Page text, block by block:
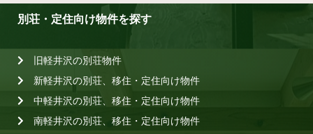
別荘・定住向け物件を探す
旧軽井沢の別荘物件
新軽井沢の別荘、移住・定住向け物件
中軽井沢の別荘、移住・定住向け物件
南軽井沢の別荘、移住・定住向け物件